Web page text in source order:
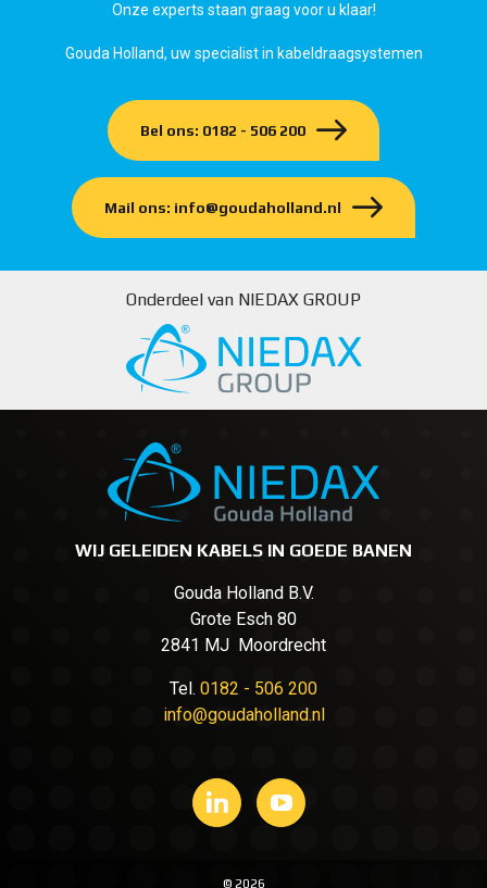
Onze experts staan graag voor u klaar!
Gouda Holland, uw specialist in kabeldraagsystemen
Bel ons: 0182 - 506 200
Mail ons: info@goudaholland.nl
Onderdeel van NIEDAX GROUP
WIJ GELEIDEN KABELS IN GOEDE BANEN
Gouda Holland B.V.
Grote Esch 80
2841 MJ Moordrecht
Tel. 0182 - 506 200
info@goudaholland.nl
© 2026